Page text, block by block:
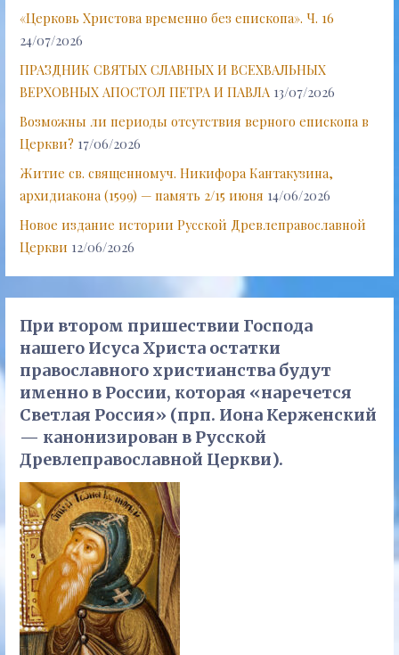
«Церковь Христова временно без епископа». Ч. 16
24/07/2026
ПРАЗДНИК СВЯТЫХ СЛАВНЫХ И ВСЕХВАЛЬНЫХ
ВЕРХОВНЫХ АПОСТОЛ ПЕТРА И ПАВЛА 13/07/2026
Возможны ли периоды отсутствия верного епископа в
Церкви? 17/06/2026
Житие св. священномуч. Никифора Кантакузина,
архидиакона (1599) — память 2/15 июня 14/06/2026
Новое издание истории Русской Древлеправославной
Церкви 12/06/2026
При втором пришествии Господа
нашего Исуса Христа остатки
православного христианства будут
именно в России, которая «наречется
Светлая Россия» (прп. Иона Керженский
— канонизирован в Русской
Древлеправославной Церкви).